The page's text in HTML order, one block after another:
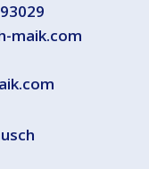
maik.com